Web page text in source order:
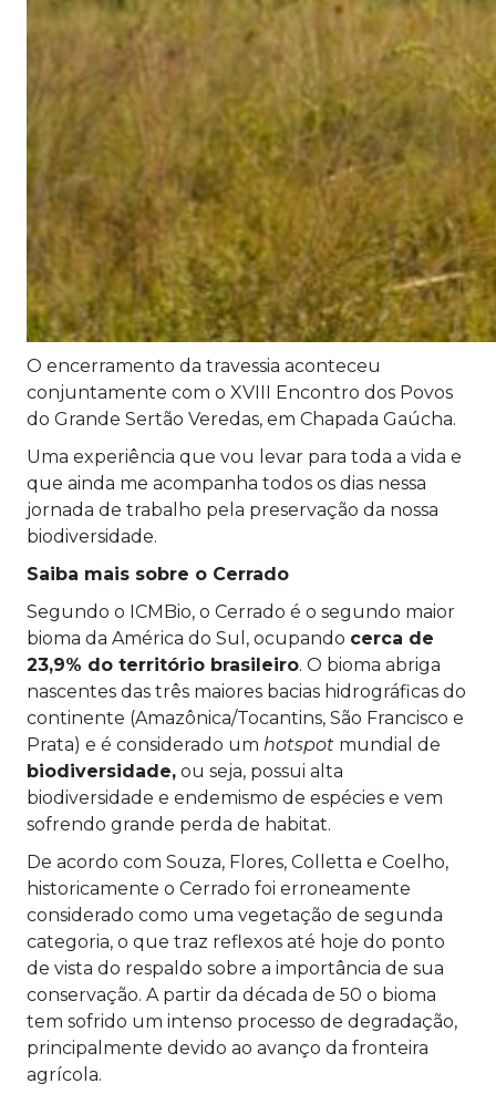
O encerramento da travessia aconteceu
conjuntamente com o XVIII Encontro dos Povos
do Grande Sertão Veredas, em Chapada Gaúcha.
Uma experiência que vou levar para toda a vida e
que ainda me acompanha todos os dias nessa
jornada de trabalho pela preservação da nossa
biodiversidade.
Saiba mais sobre o Cerrado
Segundo o ICMBio, o Cerrado é o segundo maior
bioma da América do Sul, ocupando cerca de
23,9% do território brasileiro. O bioma abriga
nascentes das três maiores bacias hidrográficas do
continente (Amazônica/Tocantins, São Francisco e
Prata) e é considerado um hotspot mundial de
biodiversidade, ou seja, possui alta
biodiversidade e endemismo de espécies e vem
sofrendo grande perda de habitat.
De acordo com Souza, Flores, Colletta e Coelho,
historicamente o Cerrado foi erroneamente
considerado como uma vegetação de segunda
categoria, o que traz reflexos até hoje do ponto
de vista do respaldo sobre a importância de sua
conservação. A partir da década de 50 o bioma
tem sofrido um intenso processo de degradação,
principalmente devido ao avanço da fronteira
agrícola.